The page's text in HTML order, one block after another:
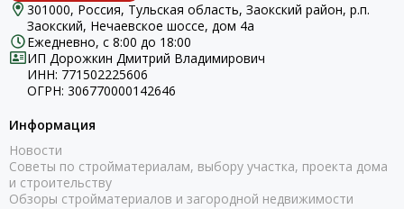
301000, Россия, Тульская область, Заокский район, р.п.
Заокский, Нечаевское шоссе, дом 4а
Ежедневно, с 8:00 до 18:00
ИП Дорожкин Дмитрий Владимирович
ИНН: 771502225606
ОГРН: 306770000142646
Информация
Новости
Советы по стройматериалам, выбору участка, проекта дома
и строительству
Обзоры стройматериалов и загородной недвижимости